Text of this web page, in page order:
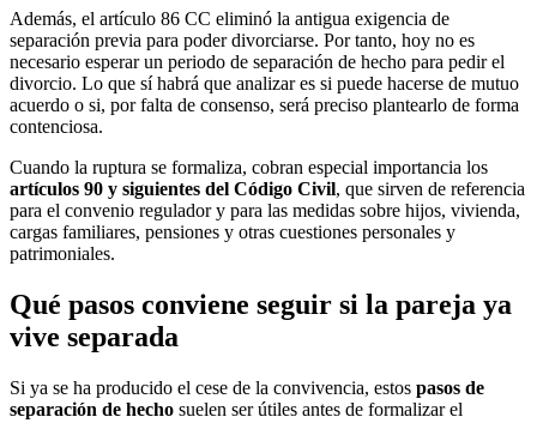
Además, el artículo 86 CC eliminó la antigua exigencia de
separación previa para poder divorciarse. Por tanto, hoy no es
necesario esperar un periodo de separación de hecho para pedir el
divorcio. Lo que sí habrá que analizar es si puede hacerse de mutuo
acuerdo o si, por falta de consenso, será preciso plantearlo de forma
contenciosa.
Cuando la ruptura se formaliza, cobran especial importancia los
artículos 90 y siguientes del Código Civil, que sirven de referencia
para el convenio regulador y para las medidas sobre hijos, vivienda,
cargas familiares, pensiones y otras cuestiones personales y
patrimoniales.
Qué pasos conviene seguir si la pareja ya
vive separada
Si ya se ha producido el cese de la convivencia, estos pasos de
separación de hecho suelen ser útiles antes de formalizar el